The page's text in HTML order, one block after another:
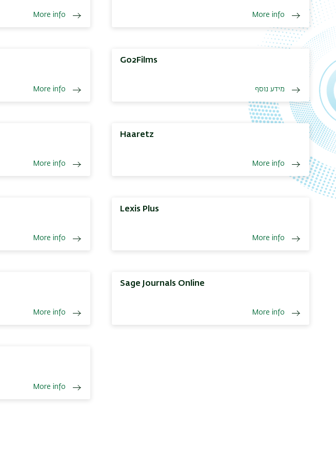
More info More info
More info
Go2Films
מידע נוסף
More info
Haaretz
More info
More info
Lexis Plus
More info
More info
Sage Journals Online
More info
More info